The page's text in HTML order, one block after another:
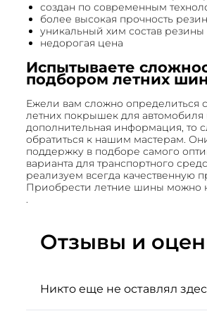
создан по современным
более высокая прочность
уникальный хим состав резины
недорогая цена
Испытываете
подбором летних
Ежели вам сложно определиться
летних покрышек для
дополнительная информация, то
обратиться к нашим мастерам.
поддержку в подборе самого
варианта для транспортного
реализуем всегда качественную
Приобрести летние шины можно
.
Отзывы и
Никто еще не оставлял